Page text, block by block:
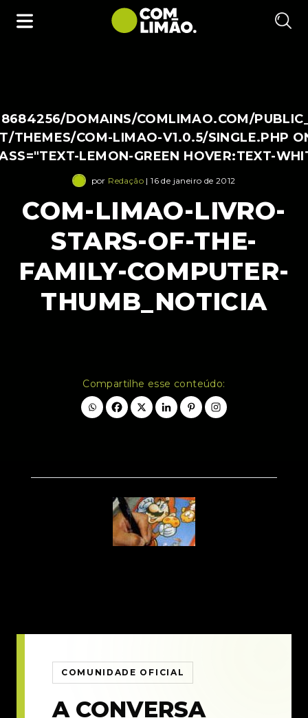
DOMAINS/COMLIMAO.COM/
THEMES/COM-LIMAO-V1.0.5/SINGLE.PHP
LEMON-GREEN HOVER:TEXT-
por Redação | 16 de janeiro de 2012
COM-LIMAO-LIVRO-
STARS-OF-THE-
FAMILY-COMPUTER-
THUMB_NOTICIA
Compartilhe esse conteúdo:
COMUNIDADE OFICIAL
A CONVERSA